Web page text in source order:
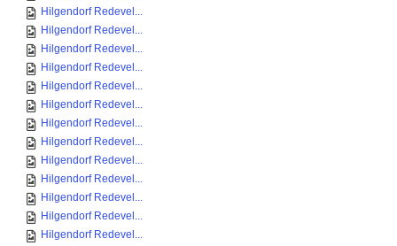
Hilgendorf Redevel...
Hilgendorf Redevel...
Hilgendorf Redevel...
Hilgendorf Redevel...
Hilgendorf Redevel...
Hilgendorf Redevel...
Hilgendorf Redevel...
Hilgendorf Redevel...
Hilgendorf Redevel...
Hilgendorf Redevel...
Hilgendorf Redevel...
Hilgendorf Redevel...
Hilgendorf Redevel...